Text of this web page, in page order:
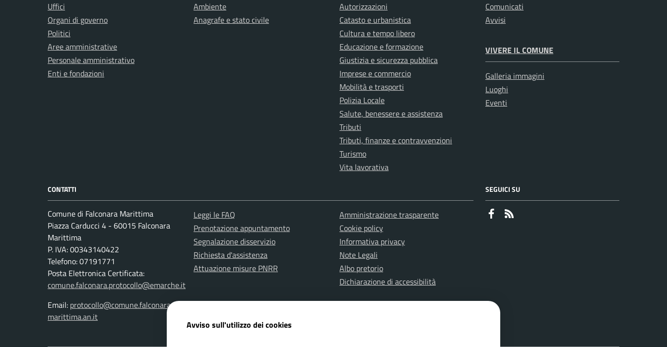
Uffici
Organi di governo
Politici
Aree amministrative
Personale amministrativo
Enti e fondazioni
Ambiente
Anagrafe e stato civile
Autorizzazioni
Catasto e urbanistica
Cultura e tempo libero
Educazione e formazione
Giustizia e sicurezza pubblica
Imprese e commercio
Mobilità e trasporti
Polizia Locale
Salute, benessere e assistenza
Tributi
Tributi, finanze e contravvenzioni
Turismo
Vita lavorativa
Comunicati
Avvisi
VIVERE IL COMUNE
Galleria immagini
Luoghi
Eventi
CONTATTI
Comune di Falconara Marittima
Piazza Carducci 4 - 60015 Falconara
Marittima
P. IVA: 00343140422
Telefono: 07191771
Posta Elettronica Certificata:
comune.falconara.protocollo@emarche.it
Email: protocollo@comune.falconara-
marittima.an.it
Leggi le FAQ
Prenotazione appuntamento
Segnalazione disservizio
Richiesta d'assistenza
Attuazione misure PNRR
Amministrazione trasparente
Cookie policy
Informativa privacy
Note Legali
Albo pretorio
Dichiarazione di accessibilità
SEGUICI SU
Faceboook
Avviso sull'utilizzo dei cookies